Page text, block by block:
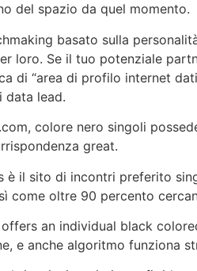
del spazio da quel momento.
basato sulla
loro. Se il tuo potenziale
di “area di profilo internet
data lead.
colore nero singoli
great.
è il sito di incontri preferito
come oltre 90 percento
an individual black
e anche algoritmo funziona